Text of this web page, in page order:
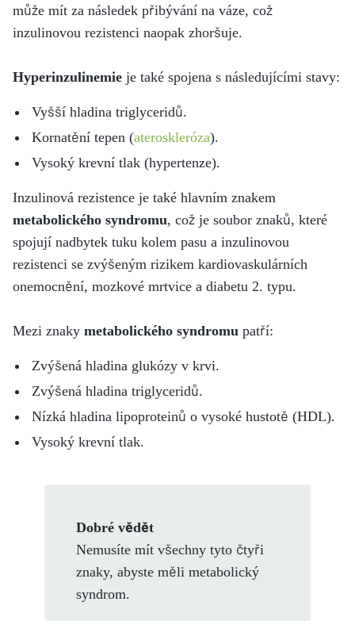
může mít za následek přibývání na váze, což
inzulinovou rezistenci naopak zhoršuje.
Hyperinzulinemie je také spojena s následujícími stavy:
Vyšší hladina triglyceridů.
Kornatění tepen (ateroskleróza).
Vysoký krevní tlak (hypertenze).
Inzulinová rezistence je také hlavním znakem
metabolického syndromu, což je soubor znaků, které
spojují nadbytek tuku kolem pasu a inzulinovou
rezistenci se zvýšeným rizikem kardiovaskulárních
onemocnění, mozkové mrtvice a diabetu 2. typu.
Mezi znaky metabolického syndromu patří:
Zvýšená hladina glukózy v krvi.
Zvýšená hladina triglyceridů.
Nízká hladina lipoproteinů o vysoké hustotě (HDL).
Vysoký krevní tlak.
Dobré vědět
Nemusíte mít všechny tyto čtyři
znaky, abyste měli metabolický
syndrom.